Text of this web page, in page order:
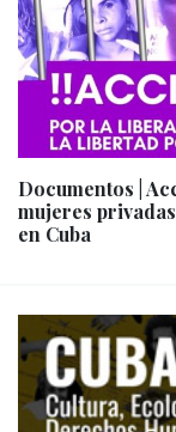
Documentos |
mujeres
en Cuba